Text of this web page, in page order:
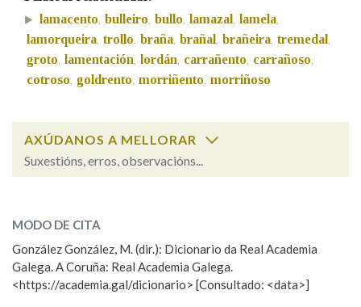
BUSCAR NO CONTIDO
Nas definicións
Na fraseoloxía
OUTRAS OPCIÓNS DE BUSCA
Marcas gramaticais
lamacento bulleiro bullo lamazal lamela
lamorqueira trollo braña brañal brañeira tremedal
groto lamentación lordán carrañento carrañoso
cotroso goldrento morriñento morriñoso
AXÚDANOS A MELLORAR
Suxestións, erros, observacións...
ESCOLLE UNHA OPCIÓN:
Observación Hai un erro na palabra
Propoño mellorar a definición
MODO DE CITA
González González, M. (dir.): Dicionario da Real Academia
Galega. A Coruña: Real Academia Galega.
<https://academia.gal/dicionario> [Consultado: <data>]